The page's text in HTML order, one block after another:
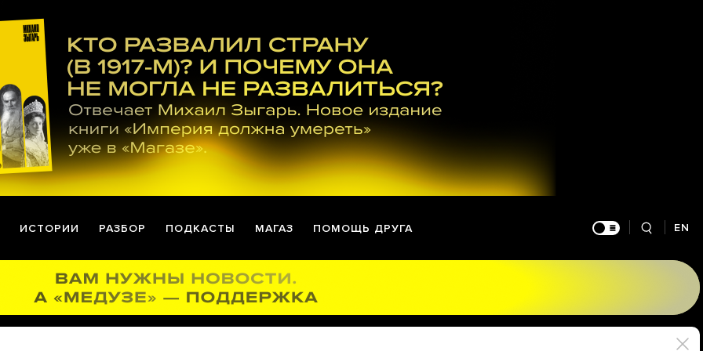
ИСТОРИИ РАЗБОР ПОДКАСТЫ МАГАЗ ПОМОЩЬ ДРУГА EN